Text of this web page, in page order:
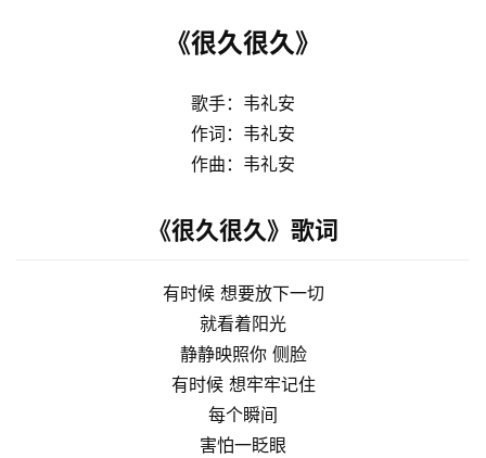
《很久很久》
歌手：韦礼安
作词：韦礼安
作曲：韦礼安
《很久很久》歌词
有时候 想要放下一切
就看着阳光
静静映照你 侧脸
有时候 想牢牢记住
每个瞬间
害怕一眨眼